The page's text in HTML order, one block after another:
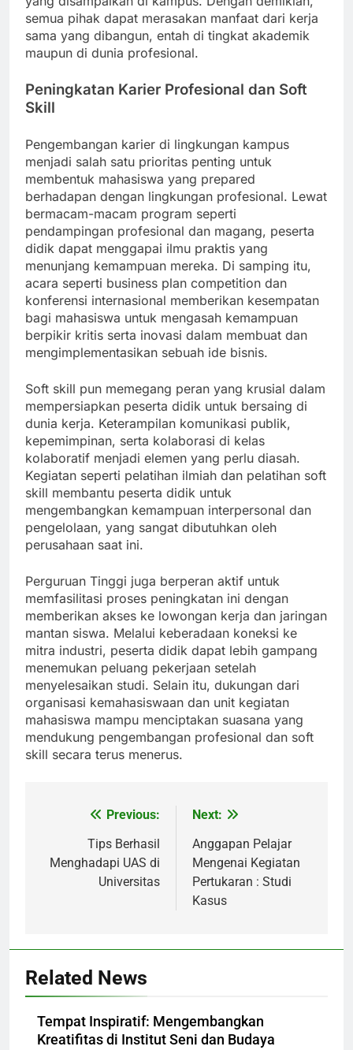
semua pihak dapat merasakan manfaat dari kerja
sama yang dibangun, entah di tingkat akademik
maupun di dunia profesional.
Peningkatan Karier Profesional dan Soft
Skill
Pengembangan karier di lingkungan kampus
menjadi salah satu prioritas penting untuk
membentuk mahasiswa yang prepared
berhadapan dengan lingkungan profesional. Lewat
bermacam-macam program seperti
pendampingan profesional dan magang, peserta
didik dapat menggapai ilmu praktis yang
menunjang kemampuan mereka. Di samping itu,
acara seperti business plan competition dan
konferensi internasional memberikan kesempatan
bagi mahasiswa untuk mengasah kemampuan
berpikir kritis serta inovasi dalam membuat dan
mengimplementasikan sebuah ide bisnis.
Soft skill pun memegang peran yang krusial dalam
mempersiapkan peserta didik untuk bersaing di
dunia kerja. Keterampilan komunikasi publik,
kepemimpinan, serta kolaborasi di kelas
kolaboratif menjadi elemen yang perlu diasah.
Kegiatan seperti pelatihan ilmiah dan pelatihan soft
skill membantu peserta didik untuk
mengembangkan kemampuan interpersonal dan
pengelolaan, yang sangat dibutuhkan oleh
perusahaan saat ini.
Perguruan Tinggi juga berperan aktif untuk
memfasilitasi proses peningkatan ini dengan
memberikan akses ke lowongan kerja dan jaringan
mantan siswa. Melalui keberadaan koneksi ke
mitra industri, peserta didik dapat lebih gampang
menemukan peluang pekerjaan setelah
menyelesaikan studi. Selain itu, dukungan dari
organisasi kemahasiswaan dan unit kegiatan
mahasiswa mampu menciptakan suasana yang
mendukung pengembangan profesional dan soft
skill secara terus menerus.
navigation
Previous:
Tips Berhasil
Menghadapi UAS di
Universitas
Next:
Anggapan Pelajar
Mengenai Kegiatan
Pertukaran : Studi
Kasus
Related News
Tempat Inspiratif: Mengembangkan
Kreatifitas di Institut Seni dan Budaya